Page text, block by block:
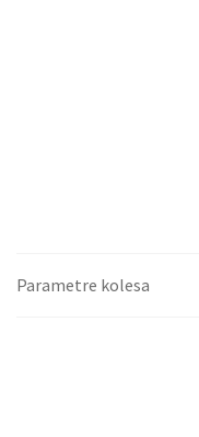
Parametre kolesa